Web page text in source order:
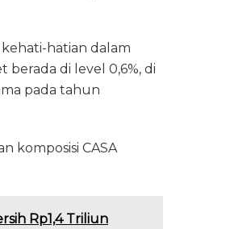
hatian dalam
berada di level 0,6%, di
pada tahun
komposisi CASA
Rp1,4 Triliun